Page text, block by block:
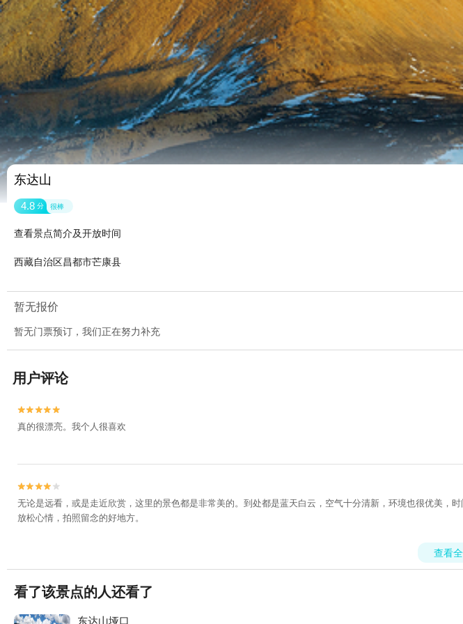
东达山
4.8 分 很棒
查看景点简介及开放时间
西藏自治区昌都市芒康县
暂无报价
暂无门票预订，我们正在努力补充
用户评论


真的很漂亮。我个人很喜欢


无论是远看，或是走近欣赏，这里的景色都是非常美的。到处都是蓝天白云，空气十分清新，环境也很优美
放松心情，拍照留念的好地方。
查看
看了该景点的人还看了
东达山垭口